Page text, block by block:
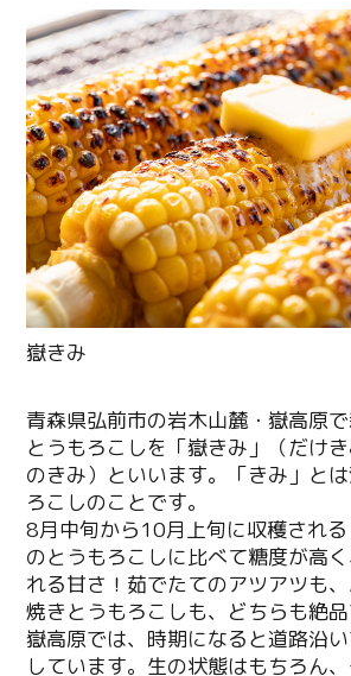
青森県弘前市の岩木山麓・嶽高原
とうもろこしを「嶽きみ」（だけ
のきみ）といいます。「きみ」と
ろこしのことです。
8月中旬から10月上旬に収穫され
のとうもろこしに比べて糖度が高
れる甘さ！茹でたてのアツアツも
焼きとうもろこしも、どちらも絶品
嶽高原では、時期になると道路沿
しています。生の状態はもちろん